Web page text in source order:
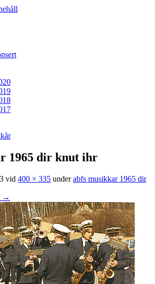
Musikkår
1965 dir knut ihr
vid 400 × 335 underabfs musikkar 1965 dir
→